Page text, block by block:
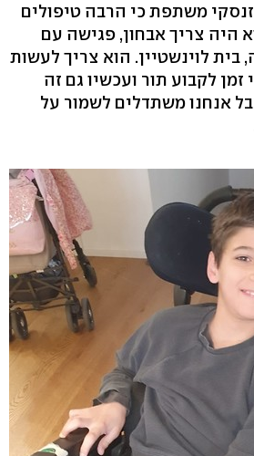
משתפת כי הרבה טיפולים
היה צריך אבחון, פגישה עם
בית לוינשטיין. הוא צריך לעשות
לקבוע תור ועכשיו גם זה
אנחנו משתדלים לשמור על